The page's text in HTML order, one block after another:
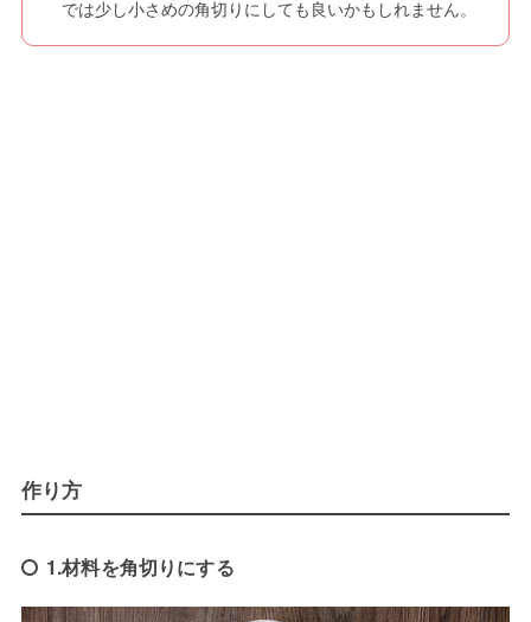
では少し小さめの角切りにしても良いかもしれません。
作り方
1.材料を角切りにする